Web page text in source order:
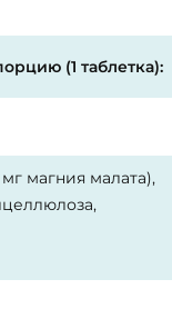
(1 таблетка):
магния малата),
источник),